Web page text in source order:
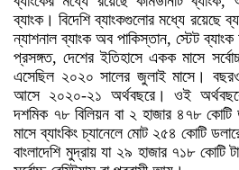
ব্যাংক। বিদেশি ব্যাংকগুলোর মধ্যে রয়েছে
ন্যাশনাল ব্যাংক অব পাকিস্তান, স্টেট
প্রসঙ্গত, দেশের ইতিহাসে একক মাসে
এসেছিল ২০২০ সালের জুলাই মাসে।
আসে ২০২০-২১ অর্থবছরে। ওই
দশমিক ৭৮ বিলিয়ন বা ২ হাজার ৪৭৮
মাসে ব্যাংকিং চ্যানেলে মোট ২৫৪ কোটি
বাংলাদেশি মুদ্রায় যা ২৯ হাজার ৭১৮ কোটি